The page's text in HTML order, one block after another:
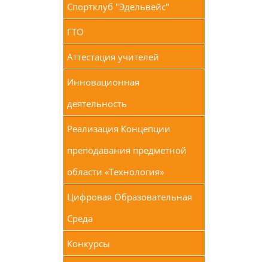
Спортклуб "Эдельвейс"
ГТО
Аттестация учителей
Инновационная
деятельность
Реализация Концепции
преподавания предметной
области «Технология»
Цифровая Образовательная
Среда
Конкурсы